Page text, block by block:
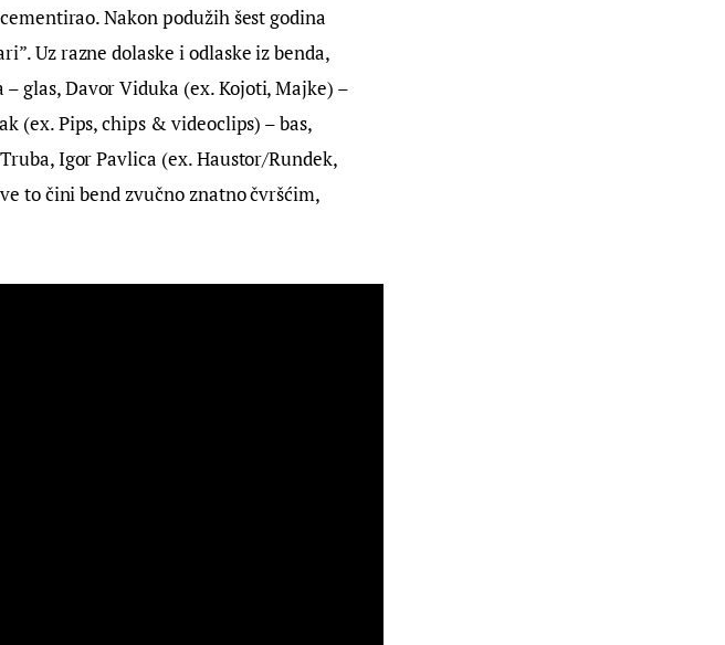
Nakon podužih šest godina
Uz razne dolaske i odlaske iz benda,
glas, Davor Viduka (ex. Kojoti, Majke) –
(ex. Pips, chips & videoclips) – bas,
Igor Pavlica (ex. Haustor/Rundek,
to čini bend zvučno znatno čvršćim,